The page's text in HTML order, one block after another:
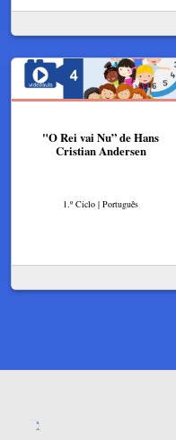
"O Rei vai Nu” de Hans
Cristian Andersen
1.º Ciclo | Português